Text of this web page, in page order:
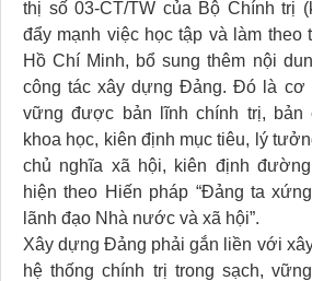
thị số 03-CT/TW của Bộ Chính trị
đẩy mạnh việc học tập và làm
Hồ Chí Minh, bổ sung thêm nội
công tác xây dựng Đảng. Đó là cơ
vững được bản lĩnh chính trị, bản
khoa học, kiên định mục tiêu, lý
chủ nghĩa xã hội, kiên định
hiện theo Hiến pháp “Đảng ta
lãnh đạo Nhà nước và xã hội”.
Xây dựng Đảng phải gắn liền với
hệ thống chính trị trong sạch,